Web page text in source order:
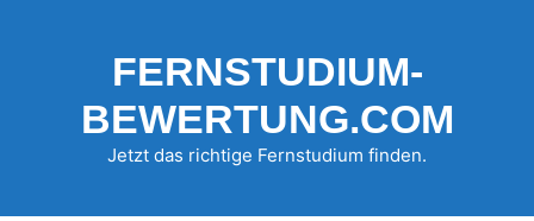
FERNSTUDIUM-
BEWERTUNG.COM
Jetzt das richtige Fernstudium finden.